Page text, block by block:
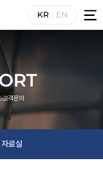
KR EN
고객문의
자료실